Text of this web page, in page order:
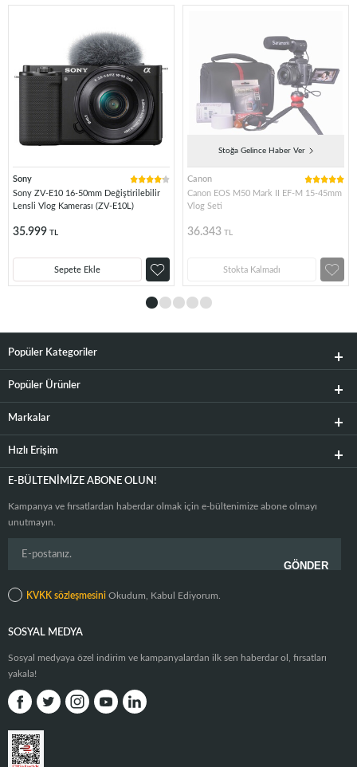
Sony
Sony ZV-E10 16-50mm Değiştirilebilir
Lensli Vlog Kamerası (ZV-E10L)
35.999 TL
Sepete Ekle
Stoğa Gelince Haber Ver
Canon
Canon EOS M50 Mark II EF-M 15-45mm
Vlog Seti
36.343 TL
Stokta Kalmadı
Popüler Kategoriler
Popüler Ürünler
Markalar
Hızlı Erişim
E-BÜLTENIMIZE ABONE OLUN!
Kampanya ve fırsatlardan haberdar olmak için e-bültenimize abone olmayı
unutmayın.
KVKK sözleşmesini Okudum, Kabul Ediyorum.
SOSYAL MEDYA
Sosyal medyaya özel indirim ve kampanyalardan ilk sen haberdar ol, fırsatları
yakala!